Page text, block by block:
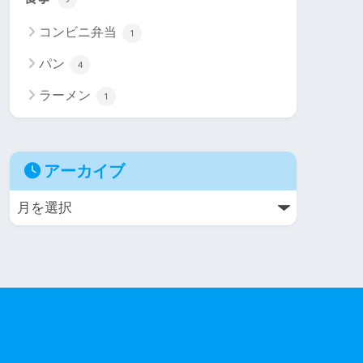
コンビニ弁当 1
パン 4
ラーメン 1
アーカイブ